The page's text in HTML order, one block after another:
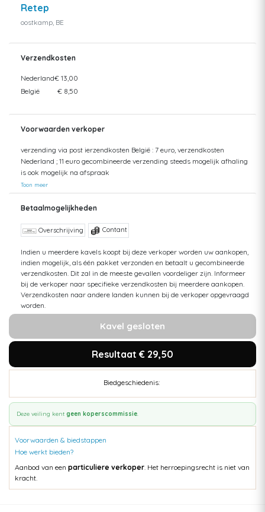
Retep
oostkamp, BE
Verzendkosten
Nederland€ 13,00
België
€ 8,50
Voorwaarden verkoper
verzending via post ierzendkosten België : 7 euro, verzendkosten
Nederland ; 11 euro gecombineerde verzending steeds mogelijk afhaling
is ook mogelijk na afspraak
Toon meer
Betaalmogelijkheden
Overschrijving Contant
Indien u meerdere kavels koopt bij deze verkoper worden uw aankopen,
indien mogelijk, als één pakket verzonden en betaalt u gecombineerde
verzendkosten. Dit zal in de meeste gevallen voordeliger zijn. Informeer
bij de verkoper naar specifieke verzendkosten bij meerdere aankopen.
Verzendkosten naar andere landen kunnen bij de verkoper opgevraagd
worden.
Kavel gesloten
Resultaat € 29,50
Biedgeschiedenis:
Deze veiling kent geen koperscommissie.
Voorwaarden & biedstappen
Hoe werkt bieden?
Aanbod van een particuliere verkoper . Het herroepingsrecht is niet van
kracht.